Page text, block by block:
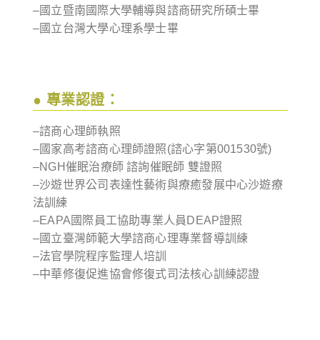
–國立暨南國際大學輔導與諮商研究所碩士畢
–國立台灣大學心理系學士畢
● 專業認證：
–諮商心理師執照
–國家高考諮商心理師證照(諮心字第001530號)
–NGH催眠治療師 諮詢催眠師 雙證照
–沙遊世界公司表達性藝術與療癒發展中心沙遊療
法訓練
–EAPA國際員工協助專業人員DEAP證照
–國立臺灣師範大學諮商心理專業督導訓練
–法官學院程序監理人培訓
–中華修復促進協會修復式司法核心訓練認證